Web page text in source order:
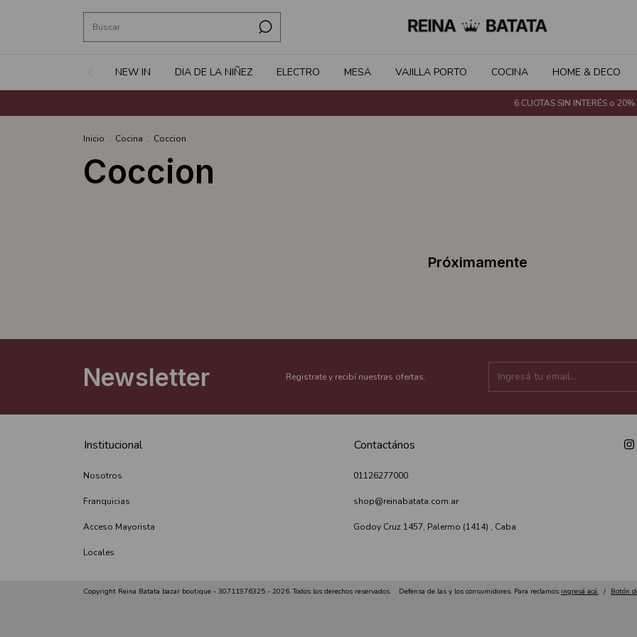
NEW IN DIA DE LA NIÑEZ ELECTRO MESA VAJILLA PORTO COCINA HOME & DECO
6 CUOTAS SIN INTERÉS o
Inicio . Cocina . Coccion
Coccion
Próximamente
Newsletter Registrate y recibí nuestras ofertas.
Institucional
Nosotros
Franquicias
Acceso Mayorista
Locales
Contactános
01126277000
shop@reinabatata.com.ar
Godoy Cruz 1457, Palermo (1414) , Caba
Copyright Reina Batata bazar boutique - 30711976325 - 2026. Todos los derechos reservados. Defensa de las y los consumidores. Para reclamos ingresá acá. / Botón